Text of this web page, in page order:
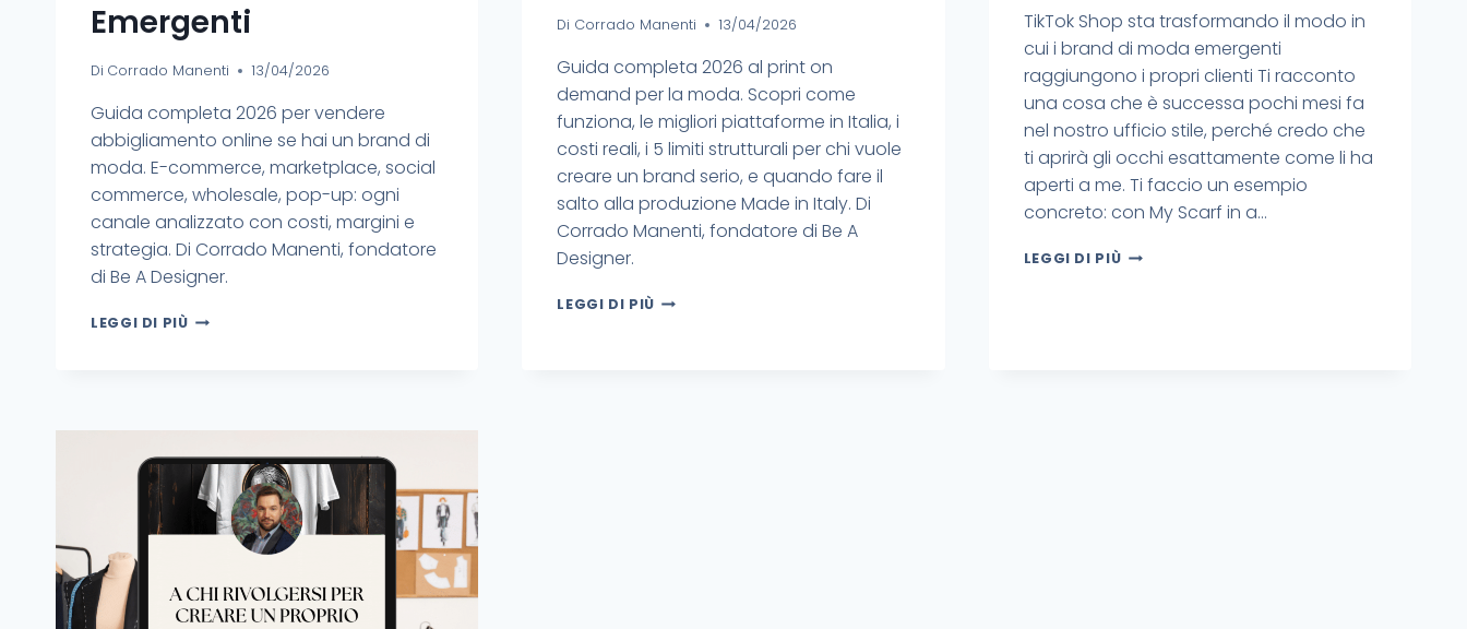
Emergenti
Di Corrado Manenti 13/04/2026
Guida completa 2026 per vendere
abbigliamento online se hai un brand di
moda. E-commerce, marketplace, social
commerce, wholesale, pop-up: ogni
canale analizzato con costi, margini e
strategia. Di Corrado Manenti, fondatore
di Be A Designer.
LEGGI DI PIÙ
Di Corrado Manenti 13/04/2026
Guida completa 2026 al print on
demand per la moda. Scopri come
funziona, le migliori piattaforme in Italia, i
costi reali, i 5 limiti strutturali per chi vuole
creare un brand serio, e quando fare il
salto alla produzione Made in Italy. Di
Corrado Manenti, fondatore di Be A
Designer.
LEGGI DI PIÙ
TikTok Shop sta trasformando il modo in
cui i brand di moda emergenti
raggiungono i propri clienti Ti racconto
una cosa che è successa pochi mesi fa
nel nostro ufficio stile, perché credo che
ti aprirà gli occhi esattamente come li ha
aperti a me. Ti faccio un esempio
concreto: con My Scarf in a…
LEGGI DI PIÙ